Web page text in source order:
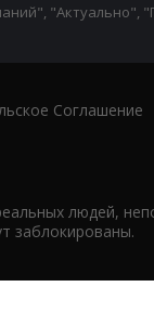
"Актуально",
Соглашение
людей,
заблокированы.